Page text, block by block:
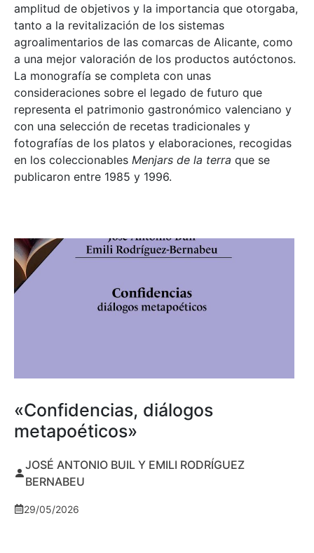
amplitud de objetivos y la importancia que otorgaba,
tanto a la revitalización de los sistemas
agroalimentarios de las comarcas de Alicante, como
a una mejor valoración de los productos autóctonos.
La monografía se completa con unas
consideraciones sobre el legado de futuro que
representa el patrimonio gastronómico valenciano y
con una selección de recetas tradicionales y
fotografías de los platos y elaboraciones, recogidas
en los coleccionables Menjars de la terra que se
publicaron entre 1985 y 1996.
«Confidencias, diálogos
metapoéticos»
JOSÉ ANTONIO BUIL Y EMILI RODRÍGUEZ
BERNABEU
29/05/2026